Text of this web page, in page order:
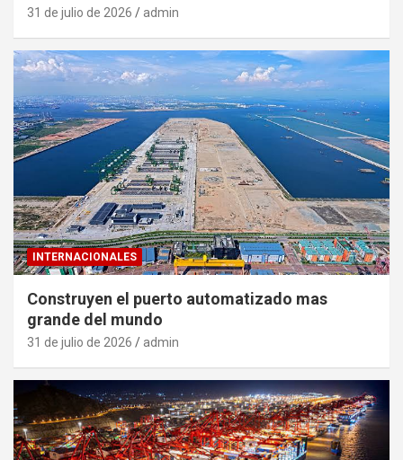
31 de julio de 2026 admin
INTERNACIONALES
Construyen el puerto automatizado mas
grande del mundo
31 de julio de 2026 admin